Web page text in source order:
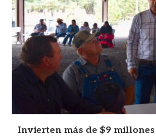
Invierten más de $9